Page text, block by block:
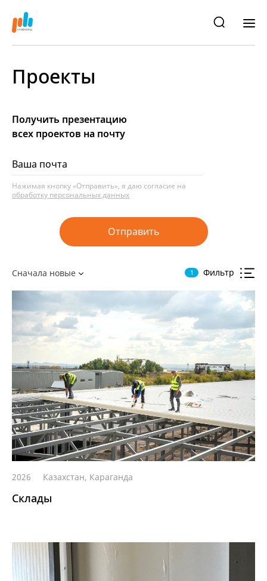
Проекты
Получить презентацию
всех проектов на почту
Нажимая кнопку «Отправить», я даю согласие на
обработку персональных данных
Отправить
Сначала новые 1 Фильтр
2026 Казахстан, Караганда
Склады